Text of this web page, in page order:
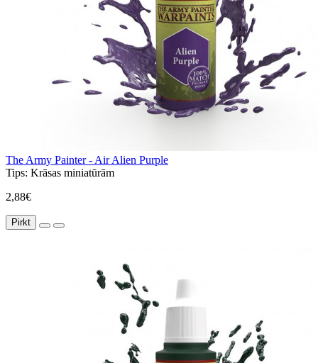
The Army Painter - Air Alien Purple
Tips: Krāsas miniatūrām
2,88€
Pirkt